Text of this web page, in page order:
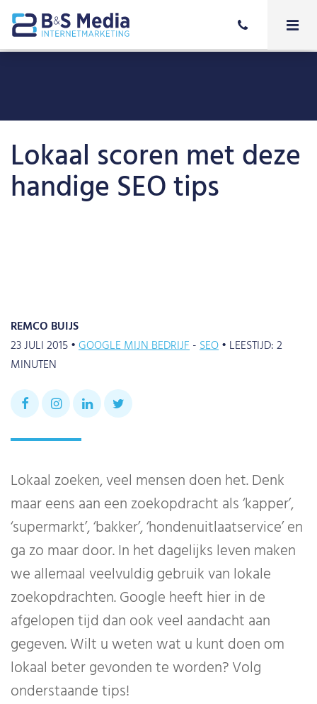
Lokaal scoren met deze
handige SEO tips
REMCO BUIJS
23 JULI 2015 •GOOGLE MIJN BEDRIJF SEO• LEESTIJD:2
MINUTEN
Lokaal zoeken, veel mensen doen het. Denk
maar eens aan een zoekopdracht als ‘kapper’,
‘supermarkt’, ‘bakker’, ‘hondenuitlaatservice’ en
ga zo maar door. In het dagelijks leven maken
we allemaal veelvuldig gebruik van lokale
zoekopdrachten. Google heeft hier in de
afgelopen tijd dan ook veel aandacht aan
gegeven. Wilt u weten wat u kunt doen om
lokaal beter gevonden te worden? Volg
onderstaande tips!